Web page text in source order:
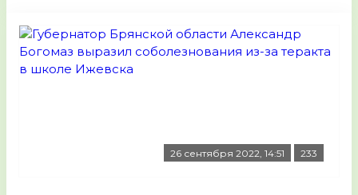
26 сентября 2022, 14:51 233